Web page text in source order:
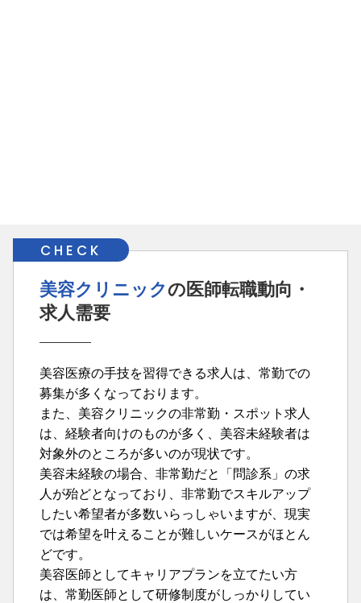
美容クリニックの医師転職動向・
求人需要
美容医療の手技を習得できる求人は、常勤での
募集が多くなっております。
また、美容クリニックの非常勤・スポット求人
は、経験者向けのものが多く、美容未経験者は
対象外のところが多いのが現状です。
美容未経験の場合、非常勤だと「問診系」の求
人が殆どとなっており、非常勤でスキルアップ
したい希望者が多数いらっしゃいますが、現実
では希望を叶えることが難しいケースがほとん
どです。
美容医師としてキャリアプランを立てたい方
は、常勤医師として研修制度がしっかりしてい